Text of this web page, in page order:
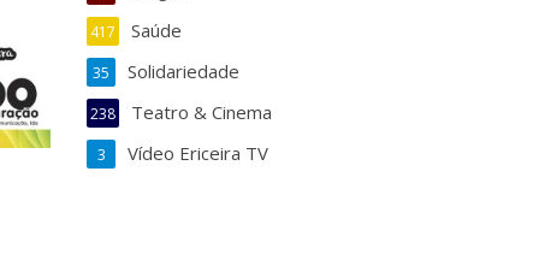
Saúde
417
Solidariedade
35
Teatro & Cinema
238
Vídeo Ericeira TV
3